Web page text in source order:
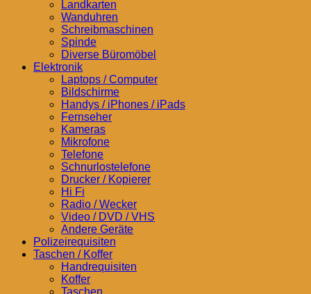
Landkarten
Wanduhren
Schreibmaschinen
Spinde
Diverse Büromöbel
Elektronik
Laptops / Computer
Bildschirme
Handys / iPhones / iPads
Fernseher
Kameras
Mikrofone
Telefone
Schnurlostelefone
Drucker / Kopierer
Hi Fi
Radio / Wecker
Video / DVD / VHS
Andere Geräte
Polizeirequisiten
Taschen / Koffer
Handrequisiten
Koffer
Taschen